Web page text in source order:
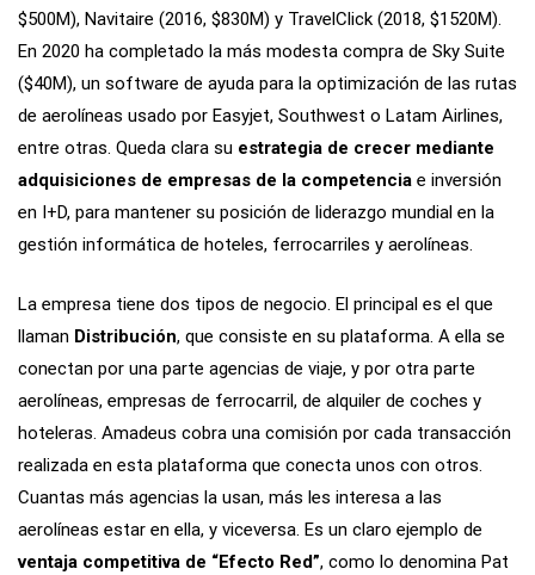
$500M), Navitaire (2016, $830M) y TravelClick (2018, $1520M).
En 2020 ha completado la más modesta compra de Sky Suite
($40M), un software de ayuda para la optimización de las rutas
de aerolíneas usado por Easyjet, Southwest o Latam Airlines,
entre otras. Queda clara su estrategia de crecer mediante
adquisiciones de empresas de la competencia e inversión
en I+D, para mantener su posición de liderazgo mundial en la
gestión informática de hoteles, ferrocarriles y aerolíneas.
La empresa tiene dos tipos de negocio. El principal es el que
llaman Distribución, que consiste en su plataforma. A ella se
conectan por una parte agencias de viaje, y por otra parte
aerolíneas, empresas de ferrocarril, de alquiler de coches y
hoteleras. Amadeus cobra una comisión por cada transacción
realizada en esta plataforma que conecta unos con otros.
Cuantas más agencias la usan, más les interesa a las
aerolíneas estar en ella, y viceversa. Es un claro ejemplo de
ventaja competitiva de “Efecto Red”, como lo denomina Pat